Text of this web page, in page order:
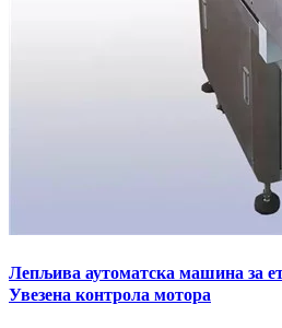
Лепљива аутоматска машина за
Увезена контрола мотора